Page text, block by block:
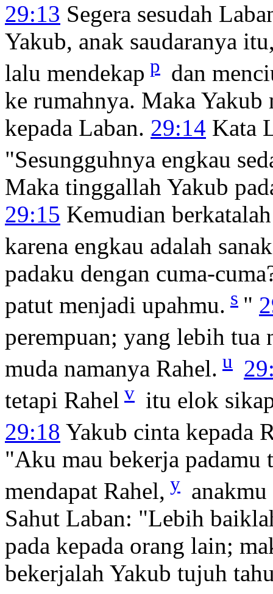
29:13 Segera sesudah
Yakub, anak saudaranya
lalu mendekap p dan
ke rumahnya. Maka Yakub
kepada Laban. 29:14 Kata
"Sesungguhnya engkau
Maka tinggallah Yakub
29:15 Kemudian
karena engkau adalah
padaku dengan cuma-
patut menjadi upahmu. s "
perempuan; yang lebih tua
muda namanya Rahel. u
tetapi Rahel v itu elok
29:18 Yakub cinta kepada
"Aku mau bekerja
mendapat Rahel, y
Sahut Laban: "Lebih
pada kepada orang lain;
bekerjalah Yakub tujuh